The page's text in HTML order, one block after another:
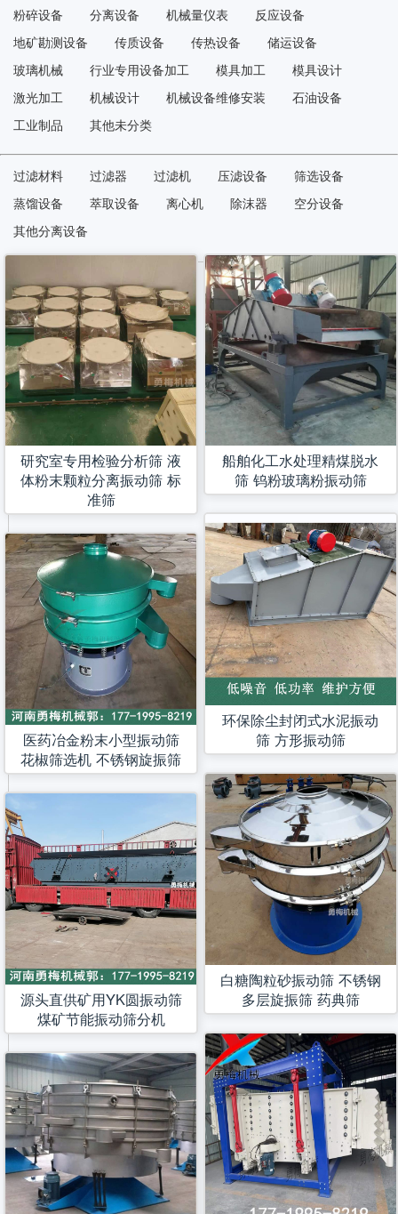
粉碎设备
分离设备 机械量仪表
反应设备
地矿勘测设备
传质设备 传热设备
储运设备
玻璃机械
行业专用设备加工 模具加工
模具设计
激光加工
机械设计 机械设备维修安装
石油设备
工业制品
其他未分类
过滤材料 过滤器 过滤机 压滤设备
筛选设备
蒸馏设备
萃取设备 离心机 除沫器
空分设备
其他分离设备
研究室专用检验分析筛 液
体粉末颗粒分离振动筛 标
准筛
医药冶金粉末小型振动筛
花椒筛选机 不锈钢旋振筛
源头直供矿用YK圆振动筛
煤矿节能振动筛分机
船舶化工水处理精煤脱水
筛 钨粉玻璃粉振动筛
环保除尘封闭式水泥振动
筛 方形振动筛
白糖陶粒砂振动筛 不锈钢
多层旋振筛 药典筛